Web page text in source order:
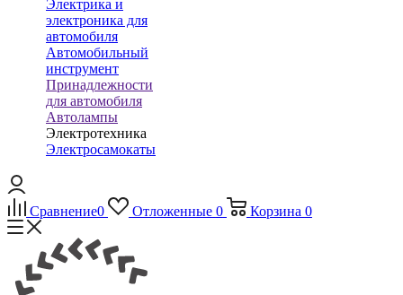
Электрика и
электроника для
автомобиля
Автомобильный
инструмент
Принадлежности
для автомобиля
Автолампы
Электротехника
Электросамокаты
Сравнение0 Отложенные 0 Корзина 0